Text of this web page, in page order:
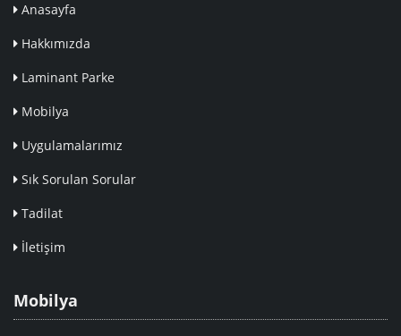
Anasayfa
Hakkımızda
Laminant Parke
Mobilya
Uygulamalarımız
Sık Sorulan Sorular
Tadilat
İletişim
Mobilya